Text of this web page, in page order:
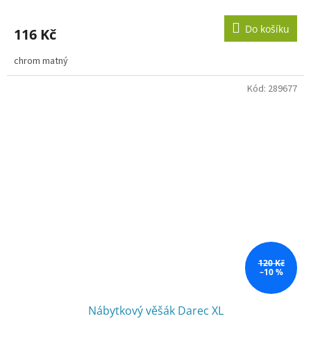
116 Kč Do košíku
chrom matný
120 Kč
–10 %
Nábytkový věšák Darec XL
Kód: 289677